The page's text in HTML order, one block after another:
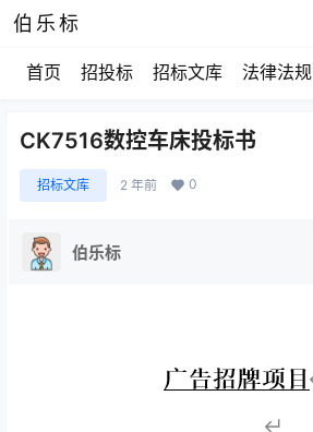
伯乐标
首页 招投标 招标文库 法律法规
CK7516数控车床投标书
招标文库 2 年前 0
伯乐标